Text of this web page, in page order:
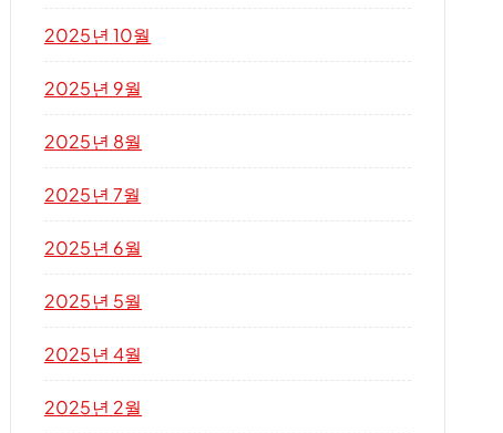
2025년 10월
2025년 9월
2025년 8월
2025년 7월
2025년 6월
2025년 5월
2025년 4월
2025년 2월